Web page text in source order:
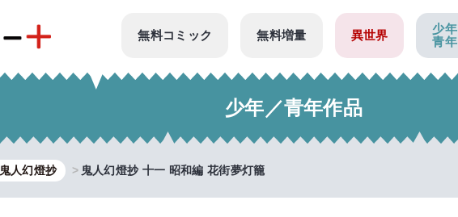
無料コミック 無料増量 異世界
少年
青年
少年／青年作品
鬼人幻燈抄 鬼人幻燈抄 十一 昭和編 花街夢灯籠